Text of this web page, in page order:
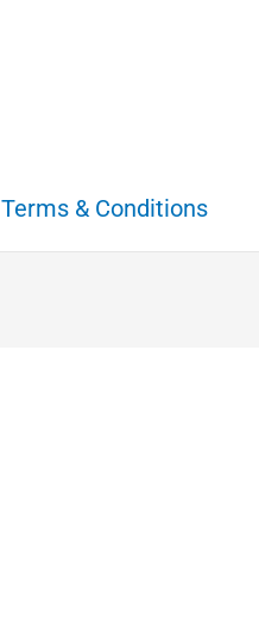
Terms & Conditions